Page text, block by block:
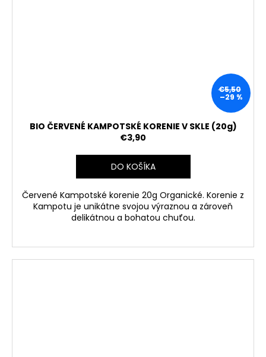
€5,50
–29 %
BIO ČERVENÉ KAMPOTSKÉ KORENIE V SKLE (20g)
€3,90
DO KOŠÍKA
Červené Kampotské korenie 20g Organické. Korenie z
Kampotu je unikátne svojou výraznou a zároveň
delikátnou a bohatou chuťou.